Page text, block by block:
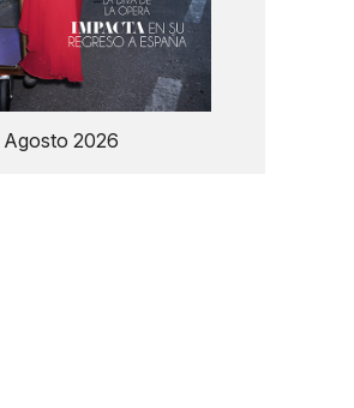
Agosto 2026